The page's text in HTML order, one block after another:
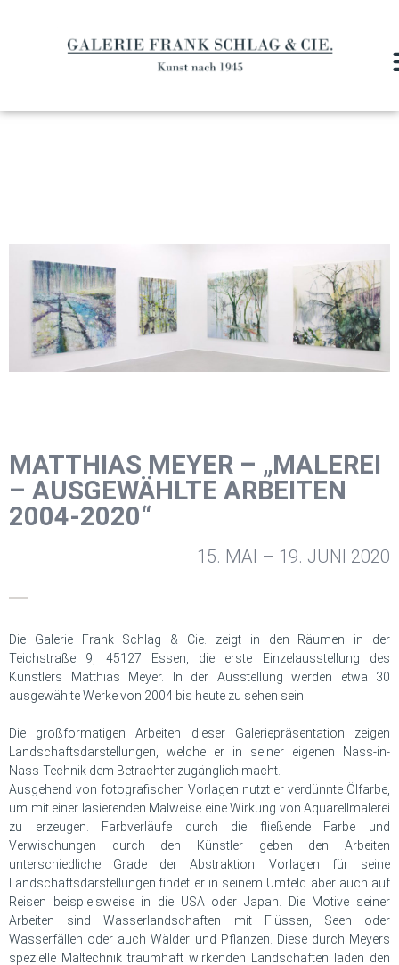
MATTHIAS MEYER – „MALEREI
– AUSGEWÄHLTE ARBEITEN
2004-2020“
15. MAI – 19. JUNI 2020
Die Galerie Frank Schlag & Cie. zeigt in den Räumen in der
Teichstraße 9, 45127 Essen, die erste Einzelausstellung des
Künstlers Matthias Meyer. In der Ausstellung werden etwa 30
ausgewählte Werke von 2004 bis heute zu sehen sein.
Die großformatigen Arbeiten dieser Galeriepräsentation zeigen
Landschaftsdarstellungen, welche er in seiner eigenen Nass-in-
Nass-Technik dem Betrachter zugänglich macht.
Ausgehend von fotografischen Vorlagen nutzt er verdünnte Ölfarbe,
um mit einer lasierenden Malweise eine Wirkung von Aquarellmalerei
zu erzeugen. Farbverläufe durch die fließende Farbe und
Verwischungen durch den Künstler geben den Arbeiten
unterschiedliche Grade der Abstraktion. Vorlagen für seine
Landschaftsdarstellungen findet er in seinem Umfeld aber auch auf
Reisen beispielsweise in die USA oder Japan. Die Motive seiner
Arbeiten sind Wasserlandschaften mit Flüssen, Seen oder
Wasserfällen oder auch Wälder und Pflanzen. Diese durch Meyers
spezielle Maltechnik traumhaft wirkenden Landschaften laden den